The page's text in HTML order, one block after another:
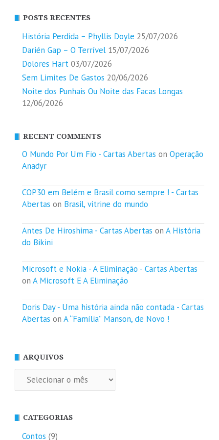
POSTS RECENTES
História Perdida – Phyllis Doyle 25/07/2026
Darién Gap – O Terrível 15/07/2026
Dolores Hart 03/07/2026
Sem Limites De Gastos 20/06/2026
Noite dos Punhais Ou Noite das Facas Longas
12/06/2026
RECENT COMMENTS
O Mundo Por Um Fio - Cartas Abertas on Operação
Anadyr
COP30 em Belém e Brasil como sempre ! - Cartas
Abertas on Brasil, vitrine do mundo
Antes De Hiroshima - Cartas Abertas on A História
do Bikini
Microsoft e Nokia - A Eliminação - Cartas Abertas
on A Microsoft E A Eliminação
Doris Day - Uma história ainda não contada - Cartas
Abertas on A “Família” Manson, de Novo !
ARQUIVOS
Arquivos
CATEGORIAS
Contos (9)